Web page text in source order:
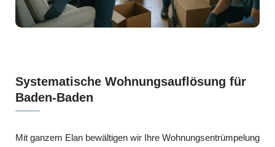
Systematische Wohnungsauflösung für
Baden-Baden
Mit ganzem Elan bewältigen wir Ihre Wohnungsentrümpelung